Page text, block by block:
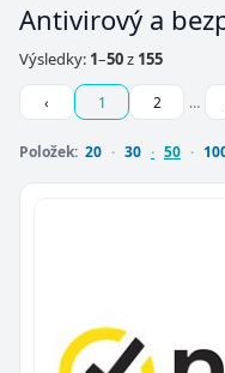
Antivirový a
Výsledky: 1–50z 155
‹ 1 2 …
Položek: 20 30 50